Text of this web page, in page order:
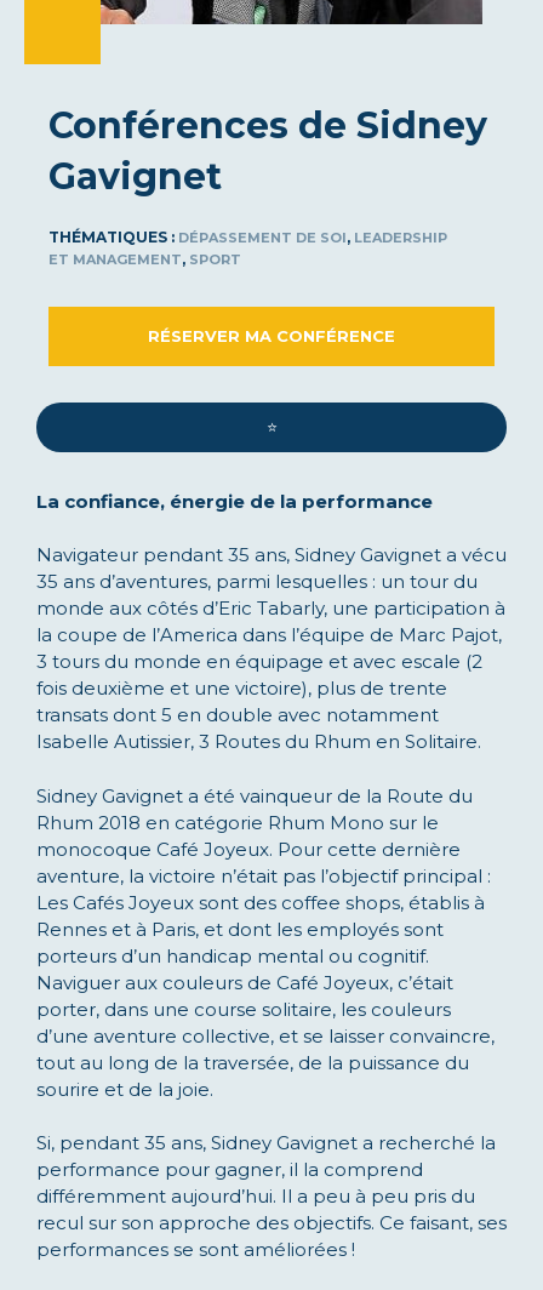
Conférences de Sidney
Gavignet
THÉMATIQUES : DÉPASSEMENT DE SOI, LEADERSHIP
ET MANAGEMENT, SPORT
RÉSERVER MA CONFÉRENCE
⭐️
La confiance, énergie de la performance
Navigateur pendant 35 ans, Sidney Gavignet a vécu
35 ans d’aventures, parmi lesquelles : un tour du
monde aux côtés d’Eric Tabarly, une participation à
la coupe de l’America dans l’équipe de Marc Pajot,
3 tours du monde en équipage et avec escale (2
fois deuxième et une victoire), plus de trente
transats dont 5 en double avec notamment
Isabelle Autissier, 3 Routes du Rhum en Solitaire.
Sidney Gavignet a été vainqueur de la Route du
Rhum 2018 en catégorie Rhum Mono sur le
monocoque Café Joyeux. Pour cette dernière
aventure, la victoire n’était pas l’objectif principal :
Les Cafés Joyeux sont des coffee shops, établis à
Rennes et à Paris, et dont les employés sont
porteurs d’un handicap mental ou cognitif.
Naviguer aux couleurs de Café Joyeux, c’était
porter, dans une course solitaire, les couleurs
d’une aventure collective, et se laisser convaincre,
tout au long de la traversée, de la puissance du
sourire et de la joie.
Si, pendant 35 ans, Sidney Gavignet a recherché la
performance pour gagner, il la comprend
différemment aujourd’hui. Il a peu à peu pris du
recul sur son approche des objectifs. Ce faisant, ses
performances se sont améliorées !